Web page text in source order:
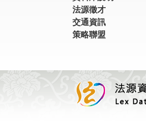
法源徵才
交通資訊
策略聯盟